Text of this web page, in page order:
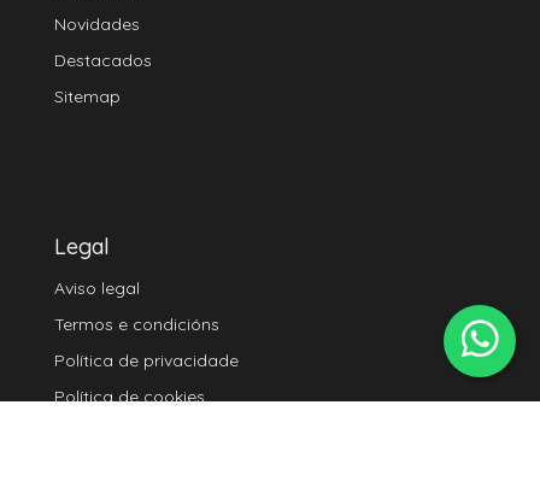
Novidades
Destacados
Sitemap
Legal
Aviso legal
Termos e condicións
Política de privacidade
Política de cookies